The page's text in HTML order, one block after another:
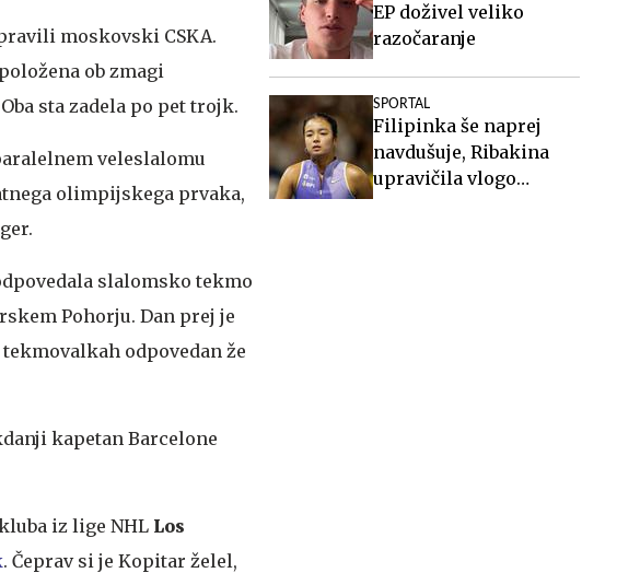
moskovski CSKA.
ob zmagi
sta zadela po pet trojk.
veleslalomu
olimpijskega prvaka,
slalomsko tekmo
Pohorju. Dan prej je
odpovedan že
kapetan Barcelone
iz lige NHL Los
. Čeprav si je Kopitar želel,
EP doživel veliko
razočaranje
SPORTAL
Filipinka še naprej
navdušuje, Ribakina
upravičila vlogo